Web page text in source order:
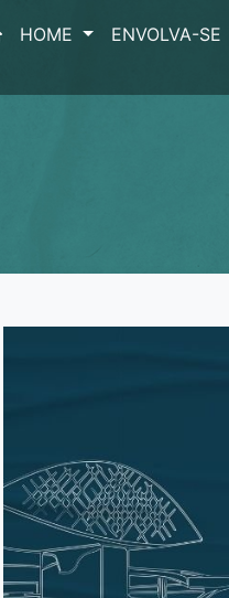
(current)
HOME ENVOLVA-SE